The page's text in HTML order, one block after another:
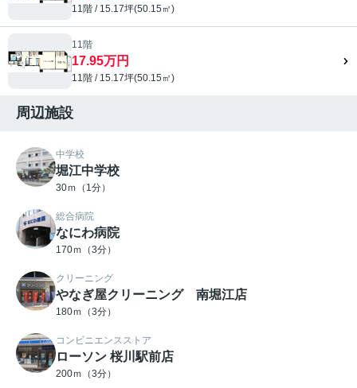
11階 / 15.17坪(50.15㎡)
11階
17.95万円
11階 / 15.17坪(50.15㎡)
周辺施設
中学校
堀江中学校
30ｍ（1分）
総合病院
なにわ病院
170ｍ（3分）
クリーニング
やなぎ屋クリーニング 南堀江店
180ｍ（3分）
コンビニエンスストア
ローソン 桜川駅前店
200ｍ（3分）